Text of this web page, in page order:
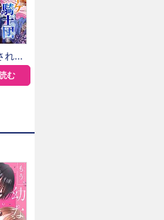
うみたいです【単話版】
む